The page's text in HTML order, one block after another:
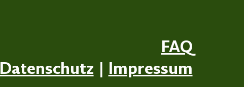
FAQ
Datenschutz | Impressum